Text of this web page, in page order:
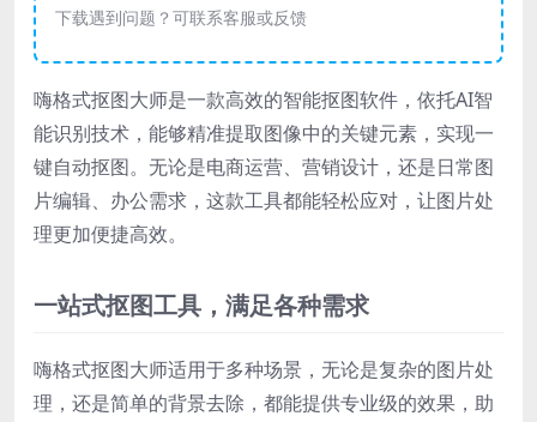
下载遇到问题？可联系客服或反馈
嗨格式抠图大师是一款高效的智能抠图软件，依托AI智
能识别技术，能够精准提取图像中的关键元素，实现一
键自动抠图。无论是电商运营、营销设计，还是日常图
片编辑、办公需求，这款工具都能轻松应对，让图片处
理更加便捷高效。
一站式抠图工具，满足各种需求
嗨格式抠图大师适用于多种场景，无论是复杂的图片处
理，还是简单的背景去除，都能提供专业级的效果，助